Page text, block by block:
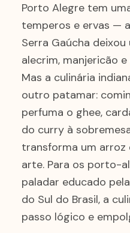
Porto Alegre tem
temperos e ervas —
Serra Gaúcha
alecrim, manjericão
Mas a culinária
outro patamar:
perfuma o ghee,
do curry à
transforma um
arte. Para os porto-
paladar educado
do Sul do Brasil, a
passo lógico e